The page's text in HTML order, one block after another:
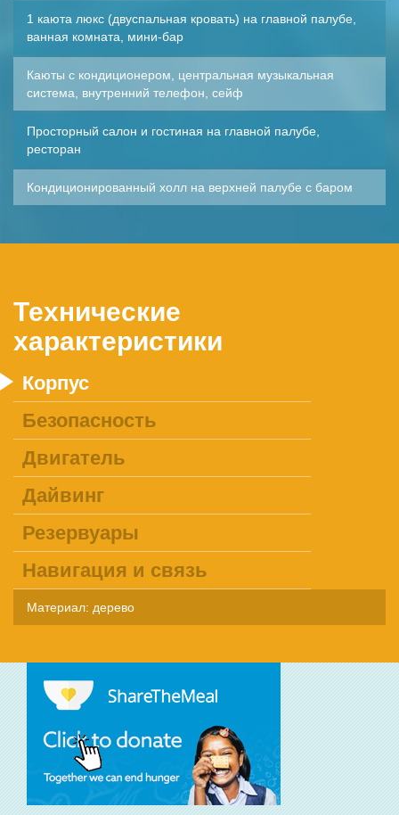
1 каюта люкс (двуспальная кровать) на главной палубе,
ванная комната, мини-бар
Каюты с кондиционером, центральная музыкальная
система, внутренний телефон, сейф
Просторный салон и гостиная на главной палубе,
ресторан
Кондиционированный холл на верхней палубе с баром
Технические
характеристики
Корпус
Безопасность
Двигатель
Дайвинг
Резервуары
Навигация и связь
Материал: дерево